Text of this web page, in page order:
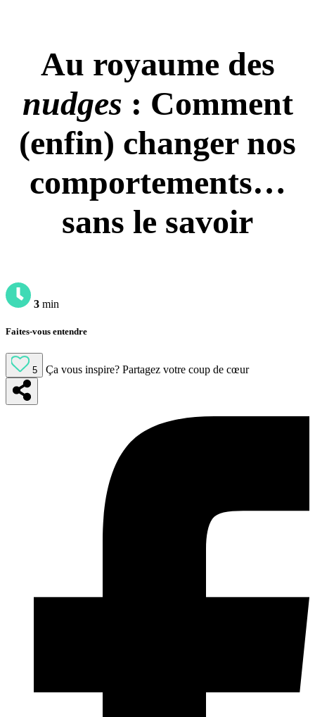
Au royaume des
nudges : Comment
(enfin) changer nos
comportements…
sans le savoir
3 min
Faites-vous entendre
5 Ça vous inspire? Partagez votre coup de cœur